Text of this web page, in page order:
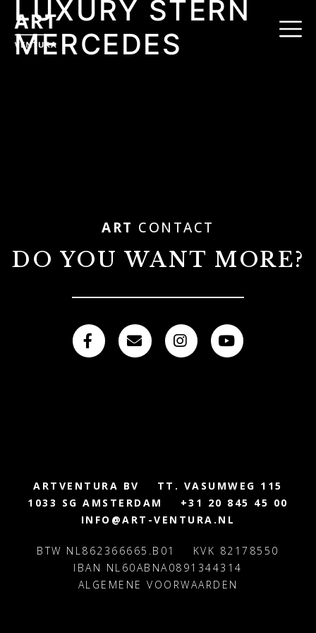
LUXURY STERN
MERCEDES
ART CONTACT
DO YOU WANT MORE?
ARTVENTURA BV
TT. VASUMWEG 115
1033 SG AMSTERDAM
+31 20 845 45 00
INFO@ART-VENTURA.NL
BTW NL862366665.B01
KVK 82178550
IBAN NL60ABNA0891344314
ALGEMENE VOORWAARDEN